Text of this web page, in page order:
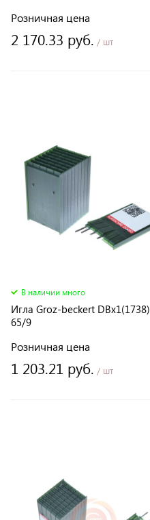
Розничная цена
2 170.33 руб. / шт
В наличии много
Игла Groz-beckert
65/9
Розничная цена
1 203.21 руб. / шт